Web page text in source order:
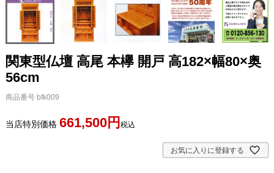
関東型仏壇 高尾 本欅 開戸 高182×幅80×奥
56cm
商品番号 bfk009
当店特別価格 661,500 税込
お気に入りに登録する